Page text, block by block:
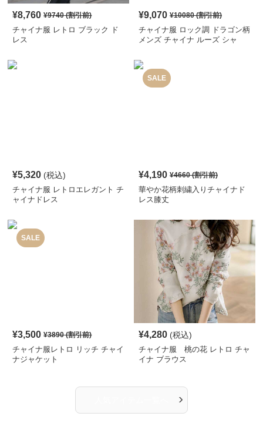
¥8,760 ¥9740(割引前)
チャイナ服 レトロ ブラック ド
レス
¥9,070 ¥10080(割引前)
チャイナ服 ロック調 ドラゴン柄
メンズ チャイナ ルーズ シャ
¥5,320 (税込)
チャイナ服 レトロエレガント チ
ャイナドレス
SALE
¥4,190 ¥4660(割引前)
華やか花柄刺繍入りチャイナド
レス膝丈
SALE
¥3,500 ¥3890(割引前)
チャイナ服レトロ リッチ チャイ
ナジャケット
¥4,280 (税込)
チャイナ服 桃の花 レトロ チャ
イナ ブラウス
›